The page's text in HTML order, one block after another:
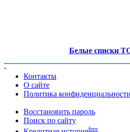
Белые списки
-
Контакты
О сайте
Политика конфиденциальности
Восстановить пароль
Поиск по сайту
free